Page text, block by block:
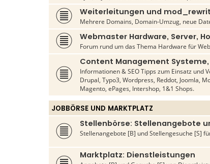
Weiterleitungen und
Mehrere Domains, Domain-Umzug, neue
Webmaster Hardware, Server,
Forum rund um das Thema Hardware für
Content Management
Informationen & SEO Tipps zum Einsatz und
Drupal, Typo3, Wordpress, Reddot, Joomla,
Magento, ePages, Intershop, 1&1 Shops.
JOBBÖRSE UND MARKTPLATZ
Stellenbörse: Stellenangebote
Stellenangebote [B] und Stellengesuche [S]
Marktplatz: Dienstleistungen